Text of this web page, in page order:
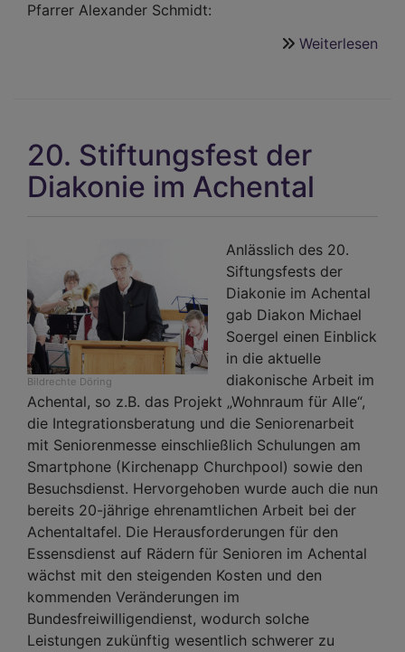
Pfarrer Alexander Schmidt:
Weiterlesen
20. Stiftungsfest der
Diakonie im Achental
Bildrechte Döring
Anlässlich des 20.
Siftungsfests der
Diakonie im Achental
gab Diakon Michael
Soergel einen Einblick
in die aktuelle
diakonische Arbeit im
Achental, so z.B. das Projekt „Wohnraum für Alle“,
die Integrationsberatung und die Seniorenarbeit
mit Seniorenmesse einschließlich Schulungen am
Smartphone (Kirchenapp Churchpool) sowie den
Besuchsdienst. Hervorgehoben wurde auch die nun
bereits 20-jährige ehrenamtlichen Arbeit bei der
Achentaltafel. Die Herausforderungen für den
Essensdienst auf Rädern für Senioren im Achental
wächst mit den steigenden Kosten und den
kommenden Veränderungen im
Bundesfreiwilligendienst, wodurch solche
Leistungen zukünftig wesentlich schwerer zu